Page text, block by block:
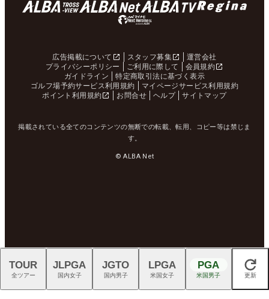
広告掲載について スタッフ募集
運営会社
プライバシーポリシー
ご利用に際して
会員規約
ガイドライン
特定商取引法に基づく表示
ゴルフ場予約サービス利用規約
マイページサービス利用規約
ポイント利用規約
お問合せ ヘルプ サイトマップ
掲載されている全てのコンテンツの無断での転載、転用、コピー等は禁じま
す。
© ALBA Net
閉じる
TOUR
全ツアー
JLPGA
国内女子
JGTO
国内男子
LPGA
米国女子
PGA
米国男子 更新